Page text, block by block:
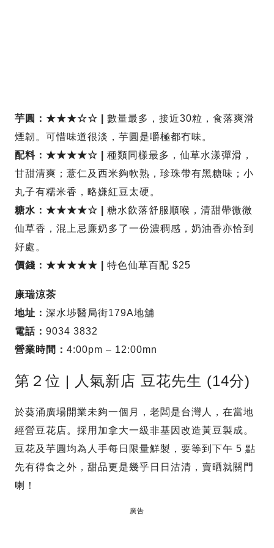
芋圓：★★★☆☆ | 數量最多，接近30粒，食落爽滑
煙韌。可惜味道很淡，芋圓是嚼極都冇味。
配料：★★★★☆ | 種類同樣最多，仙草水漾彈滑，
甘甜清爽；薏仁及西米夠軟熟，珍珠帶有黑糖味；小
丸子有糯米香，略嫌紅豆太硬。
糖水：★★★★☆ | 糖水飲落舒服順喉，清甜帶微微
仙草香，混上忌廉奶多了一份濃稠感，奶油香亦恰到
好處。
價錢：★★★★★ | 特色仙草百配 $25
康瑞涼茶
地址： 深水埗醫局街179A地舖
電話： 9034 3832
營業時間： 4:00pm – 12:00mn
第２位 | 人氣新店 豆花先生 (14分)
於葵涌廣場開業未夠一個月，老闆是台灣人，在當地
經營豆花店。採用加拿大一級非基因改造黃豆製成。
豆花及芋圓均為人手每日限量鮮製，要等到下午 5 點
先有得食之外，甜品更是幾乎日日沽清，賣晒就關門
喇！
廣告